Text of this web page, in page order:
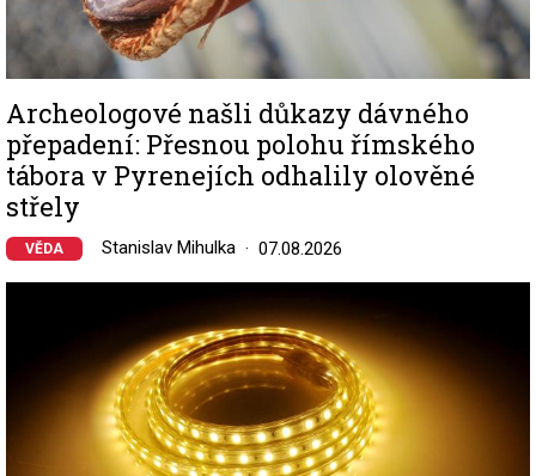
Archeologové našli důkazy dávného
přepadení: Přesnou polohu římského
tábora v Pyrenejích odhalily olověné
střely
VĚDA Stanislav Mihulka 07.08.2026